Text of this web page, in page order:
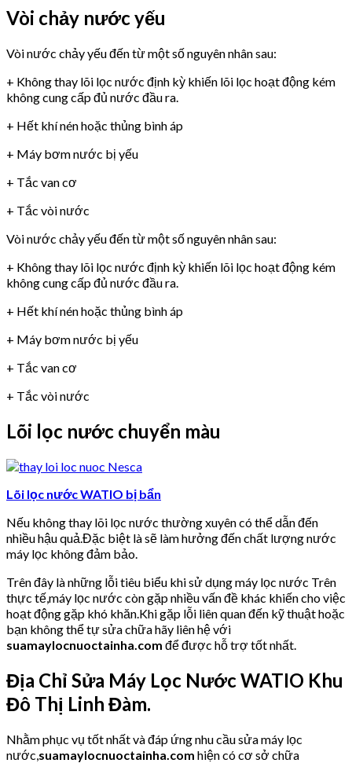
Vòi chảy nước yếu
Vòi nước chảy yếu đến từ một số nguyên nhân sau:
+ Không thay lõi lọc nước định kỳ khiến lõi lọc hoạt động kém
không cung cấp đủ nước đầu ra.
+ Hết khí nén hoặc thủng bình áp
+ Máy bơm nước bị yếu
+ Tắc van cơ
+ Tắc vòi nước
Vòi nước chảy yếu đến từ một số nguyên nhân sau:
+ Không thay lõi lọc nước định kỳ khiến lõi lọc hoạt động kém
không cung cấp đủ nước đầu ra.
+ Hết khí nén hoặc thủng bình áp
+ Máy bơm nước bị yếu
+ Tắc van cơ
+ Tắc vòi nước
Lõi lọc nước chuyển màu
Lõi lọc nước WATIO bị bẩn
Nếu không thay lõi lọc nước thường xuyên có thể dẫn đến
nhiều hậu quả.Đặc biệt là sẽ làm hưởng đến chất lượng nước
máy lọc không đảm bảo.
Trên đây là những lỗi tiêu biểu khi sử dụng máy lọc nước Trên
thực tế,máy lọc nước còn gặp nhiều vấn đề khác khiến cho việc
hoạt động gặp khó khăn.Khi gặp lỗi liên quan đến kỹ thuật hoặc
bạn không thể tự sửa chữa hãy liên hệ với
suamaylocnuoctainha.com để được hỗ trợ tốt nhất.
Địa Chỉ Sửa Máy Lọc Nước WATIO Khu
Đô Thị Linh Đàm.
Nhằm phục vụ tốt nhất và đáp ứng nhu cầu sửa máy lọc
nước, suamaylocnuoctainha.com hiện có cơ sở chữa